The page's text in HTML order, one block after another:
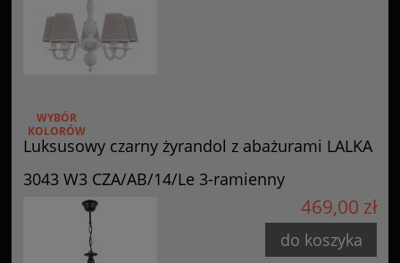
Luksusowy czarny żyrandol z abażurami LALKA
3043 W3 CZA/AB/14/Le 3-ramienny
WYBÓR
KOLORÓW
469,00 zł
do koszyka